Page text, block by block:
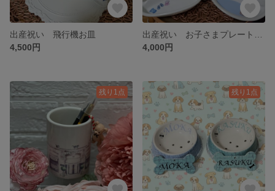
出産祝い 飛行機お皿
4,500円
4,000円
残り1点 残り1点